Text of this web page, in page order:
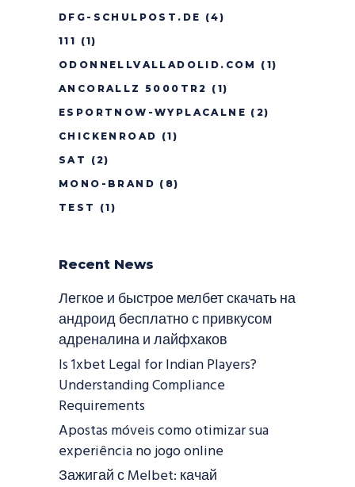
DFG-SCHULPOST.DE (4)
111 (1)
ODONNELLVALLADOLID.COM
(1)
ANCORALLZ 5000TR2 (1)
ESPORTNOW-WYPLACALNE (2)
CHICKENROAD (1)
SAT
(2)
MONO-BRAND (8)
TEST
(1)
Recent News
Легкое и быстрое мелбет скачать на
андроид бесплатно с привкусом
адреналина и лайфхаков
Is 1xbet Legal for Indian Players?
Understanding Compliance
Requirements
Apostas móveis como otimizar sua
experiência no jogo online
Зажигай с Melbet: качай